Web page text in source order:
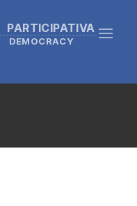
PARTICIPATIVA
DEMOCRACY